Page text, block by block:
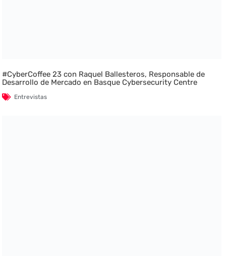
#CyberCoffee 23 con Raquel Ballesteros, Responsable de
Desarrollo de Mercado en Basque Cybersecurity Centre
Entrevistas